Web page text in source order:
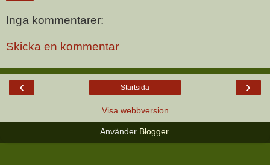
Inga kommentarer:
Skicka en kommentar
‹ ›
Startsida
Visa webbversion
Använder Blogger.